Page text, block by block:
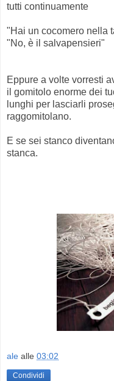
tutti continuamente
"Hai un cocomero nella
"No, è il salvapensieri"
Eppure a volte vorresti
il gomitolo enorme dei
lunghi per lasciarli
raggomitolano.
E se sei stanco
stanca.
ale alle 03:02
Condividi